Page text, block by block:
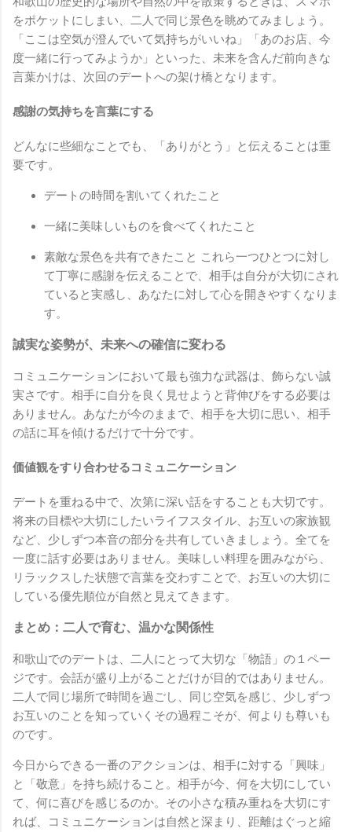
をポケットにしまい、二人で同じ景色を眺めてみましょう。
「ここは空気が澄んでいて気持ちがいいね」「あのお店、今
度一緒に行ってみようか」といった、未来を含んだ前向きな
言葉かけは、次回のデートへの架け橋となります。
感謝の気持ちを言葉にする
どんなに些細なことでも、「ありがとう」と伝えることは重
要です。
デートの時間を割いてくれたこと
一緒に美味しいものを食べてくれたこと
素敵な景色を共有できたこと これら一つひとつに対し
て丁寧に感謝を伝えることで、相手は自分が大切にされ
ていると実感し、あなたに対して心を開きやすくなりま
す。
誠実な姿勢が、未来への確信に変わる
コミュニケーションにおいて最も強力な武器は、飾らない誠
実さです。相手に自分を良く見せようと背伸びをする必要は
ありません。あなたが今のままで、相手を大切に思い、相手
の話に耳を傾けるだけで十分です。
価値観をすり合わせるコミュニケーション
デートを重ねる中で、次第に深い話をすることも大切です。
将来の目標や大切にしたいライフスタイル、お互いの家族観
など、少しずつ本音の部分を共有していきましょう。全てを
一度に話す必要はありません。美味しい料理を囲みながら、
リラックスした状態で言葉を交わすことで、お互いの大切に
している優先順位が自然と見えてきます。
まとめ：二人で育む、温かな関係性
和歌山でのデートは、二人にとって大切な「物語」の１ペー
ジです。会話が盛り上がることだけが目的ではありません。
二人で同じ場所で時間を過ごし、同じ空気を感じ、少しずつ
お互いのことを知っていくその過程こそが、何よりも尊いも
のです。
今日からできる一番のアクションは、相手に対する「興味」
と「敬意」を持ち続けること。相手が今、何を大切にしてい
て、何に喜びを感じるのか。その小さな積み重ねを大切にす
れば、コミュニケーションは自然と深まり、距離はぐっと縮